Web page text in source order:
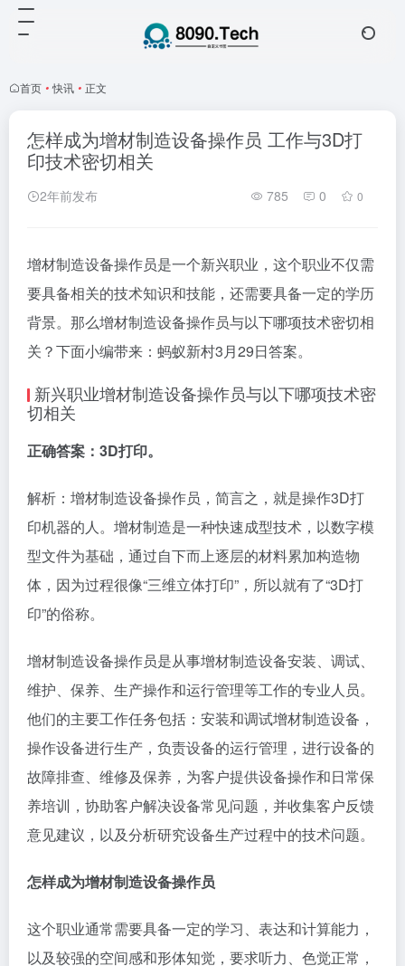
首页 • 快讯 • 正文
怎样成为增材制造设备操作员 工作与3D打
印技术密切相关
2年前发布 785 0 0
增材制造设备操作员是一个新兴职业，这个职业不仅需
要具备相关的技术知识和技能，还需要具备一定的学历
背景。那么增材制造设备操作员与以下哪项技术密切相
关？下面小编带来：蚂蚁新村3月29日答案。
新兴职业增材制造设备操作员与以下哪项技术密
切相关
正确答案：3D打印。
解析：增材制造设备操作员，简言之，就是操作3D打
印机器的人。增材制造是一种快速成型技术，以数字模
型文件为基础，通过自下而上逐层的材料累加构造物
体，因为过程很像“三维立体打印”，所以就有了“3D打
印”的俗称。
增材制造设备操作员是从事增材制造设备安装、调试、
维护、保养、生产操作和运行管理等工作的专业人员。
他们的主要工作任务包括：安装和调试增材制造设备，
操作设备进行生产，负责设备的运行管理，进行设备的
故障排查、维修及保养，为客户提供设备操作和日常保
养培训，协助客户解决设备常见问题，并收集客户反馈
意见建议，以及分析研究设备生产过程中的技术问题。
怎样成为增材制造设备操作员
这个职业通常需要具备一定的学习、表达和计算能力，
以及较强的空间感和形体知觉，要求听力、色觉正常，